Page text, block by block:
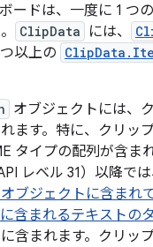
ードは、一度に 1 つの
ClipData には、
以上の
オブジェクトには、
ます。特に、クリッ
タイプの配列が含ま
レベル 31）以降では
ブジェクトに含まれ
含まれるテキストの
含まれます。クリッ